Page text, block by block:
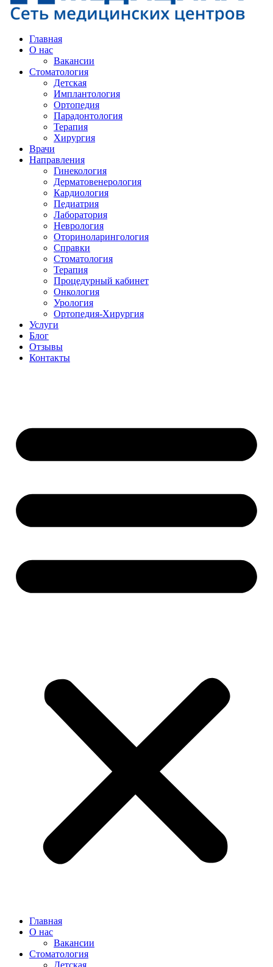
Главная
О нас
Вакансии
Стоматология
Детская
Имплантология
Ортопедия
Парадонтология
Терапия
Хирургия
Врачи
Направления
Гинекология
Дерматовенерология
Кардиология
Педиатрия
Лаборатория
Неврология
Оториноларингология
Справки
Стоматология
Терапия
Процедурный кабинет
Онкология
Урология
Ортопедия-Хирургия
Услуги
Блог
Отзывы
Контакты
Главная
О нас
Вакансии
Стоматология